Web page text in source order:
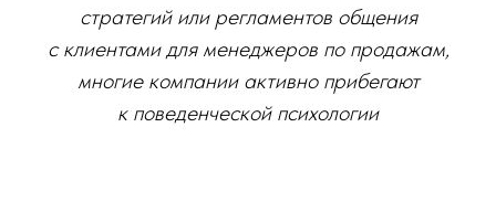
стратегий или регламентов общения
с клиентами для менеджеров по продажам,
многие компании активно прибегают
к поведенческой психологии